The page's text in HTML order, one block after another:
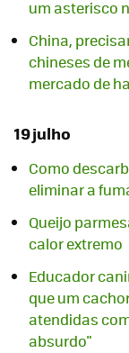
um asterisco
China,
chineses de
mercado de
19 julho
Como
eliminar a
Queijo
calor extremo
Educador
que um
atendidas
absurdo"